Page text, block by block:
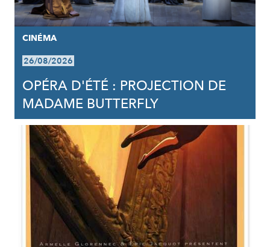
CINÉMA
26/08/2026
OPÉRA D'ÉTÉ : PROJECTION DE
MADAME BUTTERFLY